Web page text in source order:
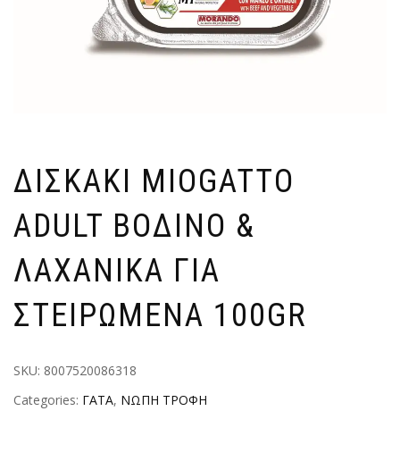
ΔΙΣΚAΚΙ MIOGATTO
ADULT ΒΟΔΙΝO &
ΛΑΧΑΝΙΚA ΓΙΑ
ΣΤΕΙΡΩΜEΝΑ 100GR
SKU: 8007520086318
Categories: ΓΑΤΑ, ΝΩΠΗ ΤΡΟΦΗ